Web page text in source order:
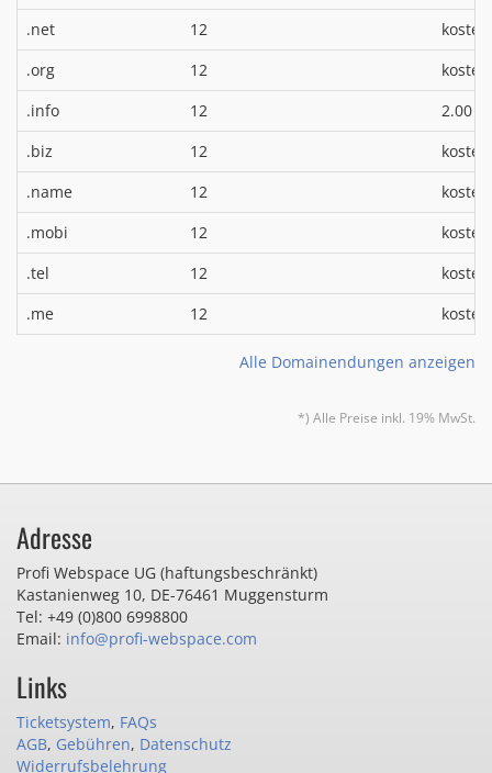
.net
12
.org
12
.info
12 2.00 €
.biz 12
.name
12
.mobi
12
.tel
12
.me
12
Alle Domainendungen anzeigen
*) Alle Preise inkl. 19% MwSt.
Adresse
Profi Webspace UG (haftungsbeschränkt)
Kastanienweg 10, DE-76461 Muggensturm
Tel: +49 (0)800 6998800
Email: info@profi-webspace.com
Links
Ticketsystem, FAQs
AGB, Gebühren, Datenschutz
Widerrufsbelehrung